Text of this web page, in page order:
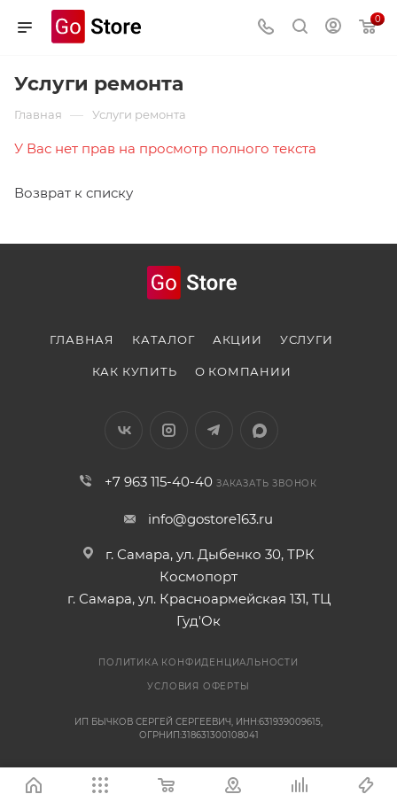
0
Услуги ремонта
Главная — Услуги ремонта
У Вас нет прав на просмотр полного текста
Возврат к списку
ГЛАВНАЯ КАТАЛОГ АКЦИИ УСЛУГИ
КАК КУПИТЬ О КОМПАНИИ
+7 963 115-40-40 ЗАКАЗАТЬ ЗВОНОК
info@gostore163.ru
г. Самара, ул. Дыбенко 30, ТРК
Космопорт
г. Самара, ул. Красноармейская 131, ТЦ
Гуд'Ок
ПОЛИТИКА КОНФИДЕНЦИАЛЬНОСТИ
УСЛОВИЯ ОФЕРТЫ
ИП БЫЧКОВ СЕРГЕЙ СЕРГЕЕВИЧ, ИНН:631939009615,
ОГРНИП:318631300108041